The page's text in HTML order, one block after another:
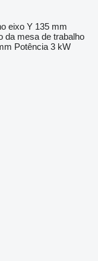
eixo Y 135 mm
da mesa de trabalho
Potência 3 kW